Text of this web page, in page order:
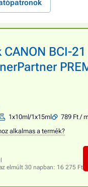
CANON BCI-
1x10ml/1x15ml 789 Ft /
alkalmas a termék?
elmúlt 30 napban: 16 275 Ft